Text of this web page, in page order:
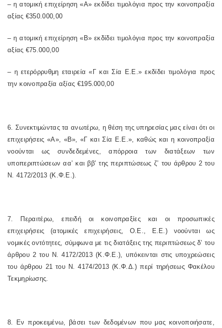
– η ατομική επιχείρηση «Α» εκδίδει τιμολόγια προς την κοινοπραξία
αξίας €350.000,00
– η ατομική επιχείρηση «Β» εκδίδει τιμολόγια προς την κοινοπραξία
αξίας €75.000,00
– η ετερόρρυθμη εταιρεία «Γ και Σία Ε.Ε.» εκδίδει τιμολόγια προς
την κοινοπραξία αξίας €195.000,00
6. Συνεκτιμώντας τα ανωτέρω, η θέση της υπηρεσίας μας είναι ότι οι
επιχειρήσεις «Α», «Β», «Γ και Σία Ε.Ε.», καθώς και η κοινοπραξία
νοούνται ως συνδεδεμένες, απόρροια των διατάξεων των
υποπεριπτώσεων αα’ και ββ’ της περιπτώσεως ζ’ του άρθρου 2 του
Ν. 4172/2013 (Κ.Φ.Ε.).
7. Περαιτέρω, επειδή οι κοινοπραξίες και οι προσωπικές
επιχειρήσεις (ατομικές επιχειρήσεις, Ο.Ε., Ε.Ε.) νοούνται ως
νομικές οντότητες, σύμφωνα με τις διατάξεις της περιπτώσεως δ’ του
άρθρου 2 του Ν. 4172/2013 (Κ.Φ.Ε.), υπόκεινται στις υποχρεώσεις
του άρθρου 21 του Ν. 4174/2013 (Κ.Φ.Δ.) περί τηρήσεως Φακέλου
Τεκμηρίωσης.
8. Εν προκειμένω, βάσει των δεδομένων που μας κοινοποιήσατε,